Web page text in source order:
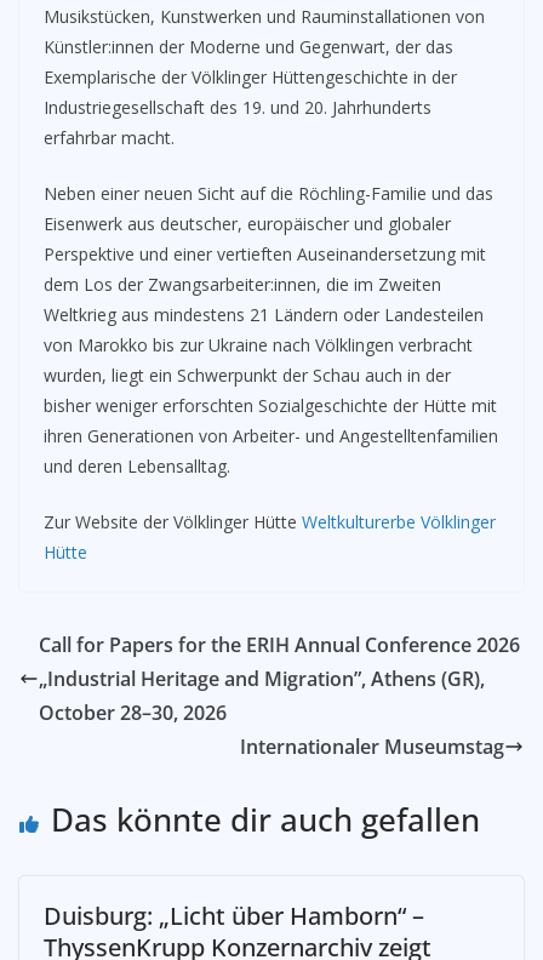
Musikstücken, Kunstwerken und Rauminstallationen von
Künstler:innen der Moderne und Gegenwart, der das
Exemplarische der Völklinger Hüttengeschichte in der
Industriegesellschaft des 19. und 20. Jahrhunderts
erfahrbar macht.
Neben einer neuen Sicht auf die Röchling-Familie und das
Eisenwerk aus deutscher, europäischer und globaler
Perspektive und einer vertieften Auseinandersetzung mit
dem Los der Zwangsarbeiter:innen, die im Zweiten
Weltkrieg aus mindestens 21 Ländern oder Landesteilen
von Marokko bis zur Ukraine nach Völklingen verbracht
wurden, liegt ein Schwerpunkt der Schau auch in der
bisher weniger erforschten Sozialgeschichte der Hütte mit
ihren Generationen von Arbeiter- und Angestelltenfamilien
und deren Lebensalltag.
Zur Website der Völklinger Hütte Weltkulturerbe Völklinger
Hütte
Call for Papers for the ERIH Annual Conference 2026
„Industrial Heritage and Migration”, Athens (GR),
October 28–30, 2026
Internationaler Museumstag
Das könnte dir auch gefallen
Duisburg: „Licht über Hamborn“ –
ThyssenKrupp Konzernarchiv zeigt